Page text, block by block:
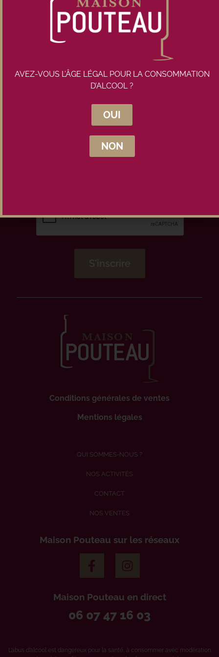
Rupture de stock
Inscrivez-vous à la newsletter
Maison Pouteau
Conditions générales de ventes
Mentions légales
QUI SOMMES-NOUS ?
NOS ACTIVITÉS
CONTACT
NOS VENTES
Maison Pouteau sur les réseaux
Maison Pouteau en direct
06 07 47 16 03
L’abus d’alcool est dangereux pour la santé, à consommer avec modération
AVEZ-VOUS L’ÂGE LÉGAL POUR LA CONSOMMATION
D’ALCOOL ?
OUI
NON